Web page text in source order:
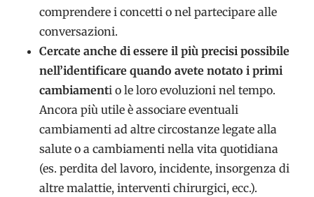
comprendere i concetti o nel partecipare alle
conversazioni.
Cercate anche di essere il più precisi possibile
nell’identificare quando avete notato i primi
cambiamenti o le loro evoluzioni nel tempo.
Ancora più utile è associare eventuali
cambiamenti ad altre circostanze legate alla
salute o a cambiamenti nella vita quotidiana
(es. perdita del lavoro, incidente, insorgenza di
altre malattie, interventi chirurgici, ecc.).